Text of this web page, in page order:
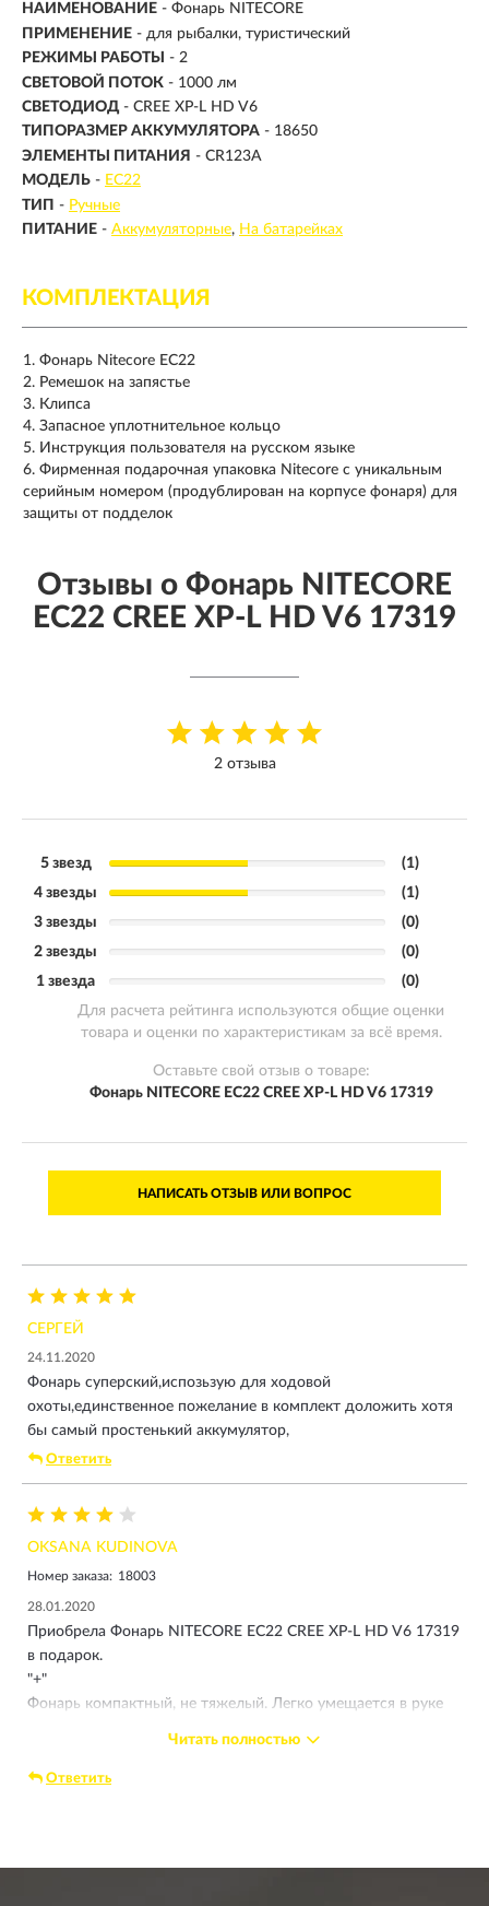
НАИМЕНОВАНИЕ - Фонарь NITECORE
ПРИМЕНЕНИЕ - для рыбалки, туристический
РЕЖИМЫ РАБОТЫ
- 2
СВЕТОВОЙ ПОТОК - 1000 лм
СВЕТОДИОД - CREE XP-L HD V6
ТИПОРАЗМЕР АККУМУЛЯТОРА - 18650
ЭЛЕМЕНТЫ ПИТАНИЯ - CR123A
МОДЕЛЬ - EC22
ТИП - Ручные
ПИТАНИЕ - Аккумуляторные На батарейках
КОМПЛЕКТАЦИЯ
Фонарь Nitecore EC22
Ремешок на запястье
Клипса
Запасное уплотнительное кольцо
Инструкция пользователя на русском языке
Фирменная подарочная упаковка Nitecore с уникальным
серийным номером (продублирован на корпусе фонаря) для
защиты от подделок
Отзывы о Фонарь NITECORE
EC22 CREE XP-L HD V6 17319
2 отзыва
5 звезд
(1)
4 звезды
(1)
3 звезды
(0)
2 звезды
(0)
1 звезда
(0)
Для расчета рейтинга используются общие оценки
товара и оценки по характеристикам за всё время.
Оставьте свой отзыв о товаре:
Фонарь NITECORE EC22 CREE XP-L HD V6 17319
НАПИСАТЬ ОТЗЫВ ИЛИ ВОПРОС
СЕРГЕЙ
24.11.2020
Фонарь суперский,испозьзую для ходовой
охоты,единственное пожелание в комплект доложить хотя
бы самый простенький аккумулятор,
Ответить
OKSANA KUDINOVA
Номер заказа: 18003
28.01.2020
Приобрела Фонарь NITECORE EC22 CREE XP-L HD V6 17319
в подарок.
"+"
Фонарь компактный, не тяжелый. Легко умещается в руке
"-" Включить фонарь можно только покрутив колёсико,
быстро отключить фонарь. Надо крутить колесо до щелчка.
Читать полностью
Ответить